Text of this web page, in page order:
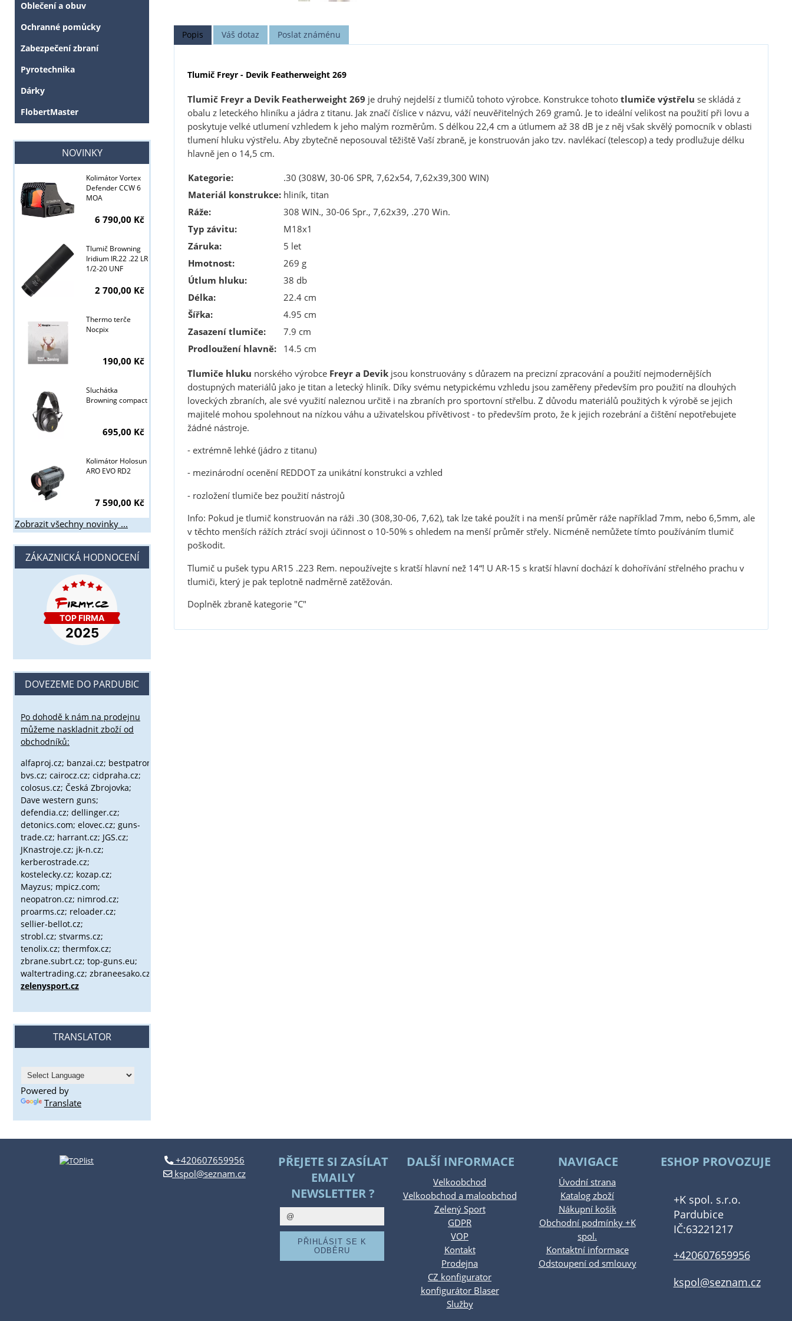
Popis Váš dotaz Poslat známénu
Tlumič Freyr - Devik Featherweight 269
Tlumič Freyr a Devik Featherweight 269 je druhý nejdelší z tlumičů tohoto výrobce. Konstrukce tohototlumiče výstřelu se skládá z
obalu z leteckého hliníku a jádra z titanu. Jak značí číslice v názvu, váží neuvěřitelných 269 gramů. Je to ideální velikost na použití při lovu a
poskytuje velké utlumení vzhledem k jeho malým rozměrům. S délkou 22,4 cm a útlumem až 38 dB je z něj však skvělý pomocník v oblasti
tlumení hluku výstřelu. Aby zbytečně neposouval těžiště Vaší zbraně, je konstruován jako tzv. navlékací (telescop) a tedy prodlužuje délku
hlavně jen o 14,5 cm.
Kategorie:
.30 (308W, 30-06 SPR, 7,62x54, 7,62x39,300 WIN)
Materiál konstrukce: hliník, titan
Ráže:
308 WIN., 30-06 Spr., 7,62x39, .270 Win.
Typ závitu:
M18x1
Záruka:
5 let
Hmotnost:
269 g
Útlum hluku:
38 db
Délka:
22.4 cm
Šířka:
4.95 cm
Zasazení tlumiče:
7.9 cm
Prodloužení hlavně:
14.5 cm
Tlumiče hluku norského výrobce Freyr a Devikjsou konstruovány s důrazem na precizní zpracování a použití nejmodernějších
dostupných materiálů jako je titan a letecký hliník. Díky svému netypickému vzhledu jsou zaměřeny především pro použití na dlouhých
loveckých zbraních, ale své využití naleznou určitě i na zbraních pro sportovní střelbu. Z důvodu materiálů použitých k výrobě se jejich
majitelé mohou spolehnout na nízkou váhu a uživatelskou přívětivost - to především proto, že k jejich rozebrání a čištění nepotřebujete
žádné nástroje.
- extrémně lehké (jádro z titanu)
- mezinárodní ocenění REDDOT za unikátní konstrukci a vzhled
- rozložení tlumiče bez použití nástrojů
Info: Pokud je tlumič konstruován na ráži .30 (308,30-06, 7,62), tak lze také použít i na menší průměr ráže například 7mm, nebo 6,5mm, ale
v těchto menších rážích ztrácí svoji účinnost o 10-50% s ohledem na menší průměr střely. Nicméně nemůžete tímto používáním tlumič
poškodit.
Tlumič u pušek typu AR15 .223 Rem. nepoužívejte s kratší hlavní než 14“! U AR-15 s kratší hlavní dochází k dohořívání střelného prachu v
tlumiči, který je pak teplotně nadměrně zatěžován.
Doplněk zbraně kategorie "C"
Oblečení a obuv
Ochranné pomůcky
Zabezpečení zbraní
Pyrotechnika
Dárky
FlobertMaster
NOVINKY
Kolimátor Vortex
Defender CCW 6
MOA
6 790,00 Kč
Tlumič Browning
Iridium IR.22 .22 LR
1/2-20 UNF
2 700,00 Kč
Thermo terče
Nocpix
190,00 Kč
Sluchátka
Browning compact
695,00 Kč
Kolimátor Holosun
ARO EVO RD2
7 590,00 Kč
Zobrazit všechny novinky ...
ZÁKAZNICKÁ HODNOCENÍ
DOVEZEME DO PARDUBIC
Po dohodě k nám na prodejnu
můžeme naskladnit zboží od
obchodníků:
alfaproj.cz; banzai.cz; bestpatron.eu;
bvs.cz; cairocz.cz; cidpraha.cz;
colosus.cz; Česká Zbrojovka;
Dave western guns;
defendia.cz; dellinger.cz;
detonics.com; elovec.cz; guns-
trade.cz; harrant.cz; JGS.cz;
JKnastroje.cz; jk-n.cz;
kerberostrade.cz;
kostelecky.cz; kozap.cz;
Mayzus; mpicz.com;
neopatron.cz; nimrod.cz;
proarms.cz; reloader.cz;
sellier-bellot.cz;
strobl.cz; stvarms.cz;
tenolix.cz; thermfox.cz;
zbrane.subrt.cz; top-guns.eu;
waltertrading.cz; zbraneesako.cz;
zelenysport.cz
TRANSLATOR
Powered by
Translate
+420607659956
kspol@seznam.cz
PŘEJETE SI ZASÍLAT
EMAILY
NEWSLETTER ?
DALŠÍ INFORMACE
Velkoobchod
Velkoobchod a maloobchod
Zelený Sport
GDPR
VOP
Kontakt
Prodejna
CZ konfigurator
konfigurátor Blaser
Služby
NAVIGACE
Úvodní strana
Katalog zboží
Nákupní košík
Obchodní podmínky +K
spol.
Kontaktní informace
Odstoupení od smlouvy
ESHOP PROVOZUJE
+K spol. s.r.o.
Pardubice
IČ:63221217
+420607659956
kspol@seznam.cz
Tyto stránky jsou určeny pouze odborné veřejnosti od 18 let a podnikatelům v oblasti zbraně a